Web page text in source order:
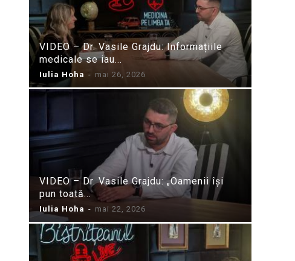
VIDEO – Dr. Vasile Grajdu: Informațiile
medicale se iau...
Iulia Hoha - mai 26, 2026
VIDEO – Dr. Vasile Grajdu: „Oamenii își
pun toată...
Iulia Hoha - mai 22, 2026